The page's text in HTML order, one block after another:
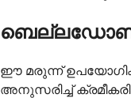
ഈ മരുന്ന്
അനുസരിച്ച്